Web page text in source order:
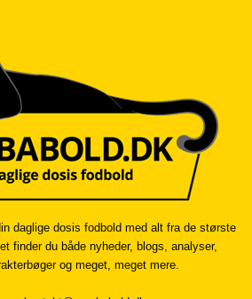
daglige dosis fodbold med alt fra de største
finder du både nyheder, blogs, analyser,
og meget, meget mere.